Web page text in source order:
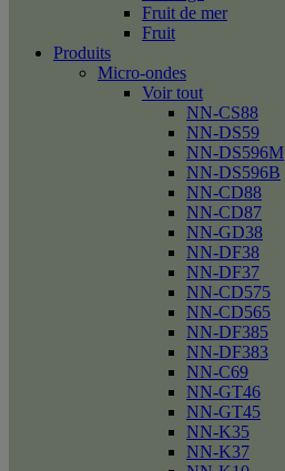
Fruit de mer
Fruit
Produits
Micro-ondes
Voir tout
NN-CS88
NN-DS59
NN-DS596M
NN-DS596B
NN-CD88
NN-CD87
NN-GD38
NN-DF38
NN-DF37
NN-CD575
NN-CD565
NN-DF385
NN-DF383
NN-C69
NN-GT46
NN-GT45
NN-K35
NN-K37